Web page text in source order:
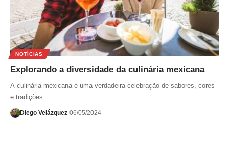
NOTÍCIAS
Explorando a diversidade da culinária mexicana
A culinária mexicana é uma verdadeira celebração de sabores, cores
e tradições.…
Diego Velázquez 06/05/2024